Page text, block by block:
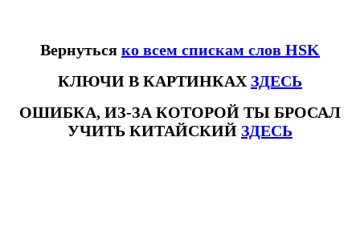
Вернуться ко всем спискам слов HSK
КЛЮЧИ В КАРТИНКАХ ЗДЕСЬ
ОШИБКА, ИЗ-ЗА КОТОРОЙ ТЫ БРОСАЛ
УЧИТЬ КИТАЙСКИЙ ЗДЕСЬ